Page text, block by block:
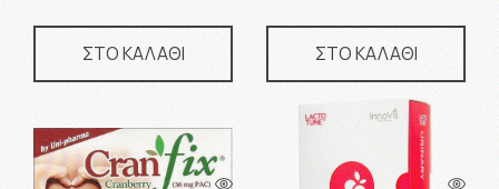
ΣΤΟ ΚΑΛΑΘΙ ΣΤΟ ΚΑΛΑΘΙ